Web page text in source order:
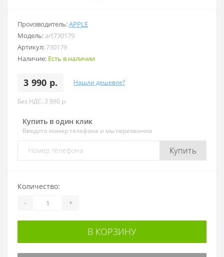
Производитель:APPLE
Модель: art730179
Артикул:730179
Наличие: Есть в наличии
3 990 р. Нашли дешевле?
Без НДС: 3 990 р.
Купить в один клик
Введите номер телефона и мы перезвоним
Купить
Количество:
- +
В КОРЗИНУ